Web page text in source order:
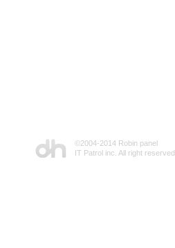
©2004-2014 Robin panel
IT Patrol inc. All right reserved.